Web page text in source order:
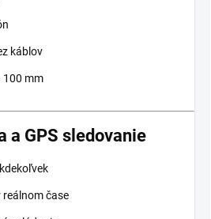
káblov
100 mm
a GPS sledovanie
reálnom čase